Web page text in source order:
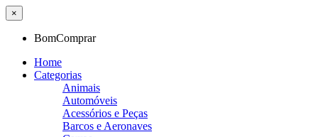
×
BomComprar
Home
Categorias
Animais
Automóveis
Acessórios e Peças
Barcos e Aeronaves